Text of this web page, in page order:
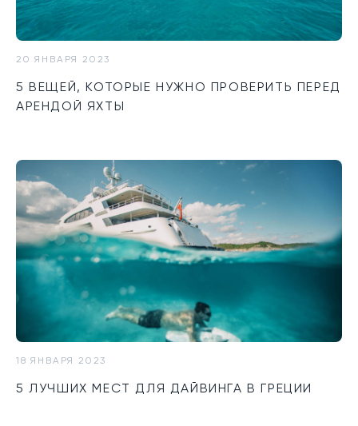
20 ЯНВАРЯ 2023
5 ВЕЩЕЙ, КОТОРЫЕ НУЖНО ПРОВЕРИТЬ ПЕРЕД
АРЕНДОЙ ЯХТЫ
18 ЯНВАРЯ 2023
5 ЛУЧШИХ МЕСТ ДЛЯ ДАЙВИНГА В ГРЕЦИИ